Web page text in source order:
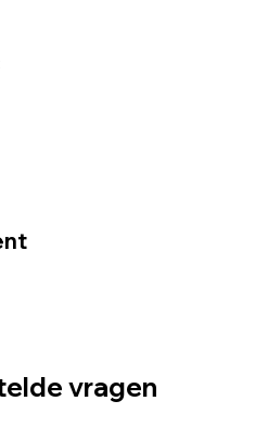
vragen